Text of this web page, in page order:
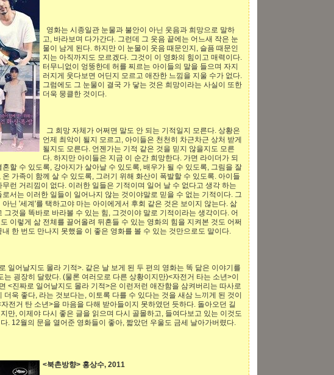
영화는 시종일관 눈물과 불안이 아닌 웃음과 희망으로 말하
고, 바라보며 다가간다. 그런데 그 웃음 끝에는 어느새 작은 눈
물이 남게 된다. 하지만 이 눈물이 웃음 때문인지, 슬픔 때문인
지는 아직까지도 모르겠다. 그것이 이 영화의 힘이고 매력이다.
터무니없이 엉뚱한데 허를 찌르는 아이들의 말을 들으며 자지
러지게 웃다보면 어딘지 모르고 애잔한 느낌을 지울 수가 없다.
그럼에도 그 눈물이 결국 가 닿는 것은 희망이라는 사실이 또한
더욱 뭉클한 것이다.
그 희망 자체가 어쩌면 말도 안 되는 기적일지 모른다. 상황은
언제 최악이 될지 모르고, 아이들은 천천히 차근차근 상처 받게
될지도 모른다. 언젠가는 기적 같은 것을 믿지 않을지도 모른
다. 하지만 아이들은 지금 이 순간 희망한다. 가면 라이더가 되
할 수 있도록, 강아지가 살아날 수 있도록, 배우가 될 수 있도록, 그림을 잘
가족이 함께 살 수 있도록, 그러기 위해 화산이 폭발할 수 있도록. 아이들
런 거리낌이 없다. 이러한 일들은 기적이며 일어 날 수 없다고 생각 하는
서는 이러한 일들이 일어나지 않는 것이야말로 믿을 수 없는 기적이다. 그
닌 '세계'를 택하고야 마는 아이에게서 후회 같은 것은 보이지 않는다. 삶
그것을 똑바로 바라볼 수 있는 힘, 그것이야 말로 기적이라는 생각이다. 어
이렇게 삶 전체를 끌어올려 뒤흔들 수 있는 영화의 힘을 지켜본 것도 어쩌
한 번도 만나지 못했을 이 좋은 영화를 볼 수 있는 것만으로도 말이다.
일어날지도 몰라 기적>. 같은 날 보게 된 두 편의 영화는 똑 닮은 이야기를
는 굉장히 달랐다. (물론 여러모로 다른 상황이지만)<자전거 타는 소년>이
<진짜로 일어날지도 몰라 기적>은 이런저런 애잔함을 삼켜버리는 따사로
더욱 좋다, 라는 것보다는, 이토록 다를 수 있다는 것을 새삼 느끼게 된 것이
전거 탄 소년>을 마음을 다해 받아들이지 못하였던 듯하다. 돌아오던 길
만, 이제야 다시 좋은 글을 읽으며 다시 골몰하고, 들여다보고 있는 이것도
. 12월의 문을 열어준 영화들이 좋아, 짧았던 우울도 금세 날아가버렸다.
<북촌방향> 홍상수, 2011